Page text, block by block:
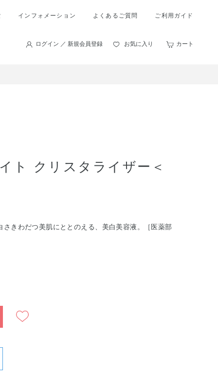
インフォメーション よくあるご質問 ご利用ガイド
ログイン ／ 新規会員登録 お気に入り カート
ト クリスタライザー＜
きわだつ美肌にととのえる、美白美容液。［医薬部